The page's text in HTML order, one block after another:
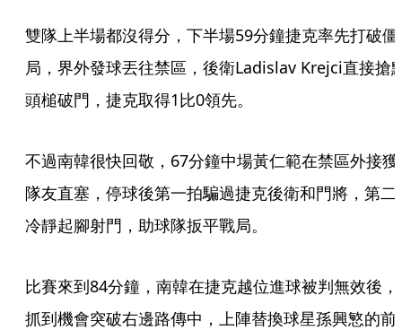
雙隊上半場都沒得分，下半場59分鐘捷克率先打破僵
局，界外發球丟往禁區，後衛Ladislav Krejci直接搶
頭槌破門，捷克取得1比0領先。
不過南韓很快回敬，67分鐘中場黃仁範在禁區外接獲
隊友直塞，停球後第一拍騙過捷克後衛和門將，第二
冷靜起腳射門，助球隊扳平戰局。
比賽來到84分鐘，南韓在捷克越位進球被判無效後，
抓到機會突破右邊路傳中，上陣替換球星孫興慜的前